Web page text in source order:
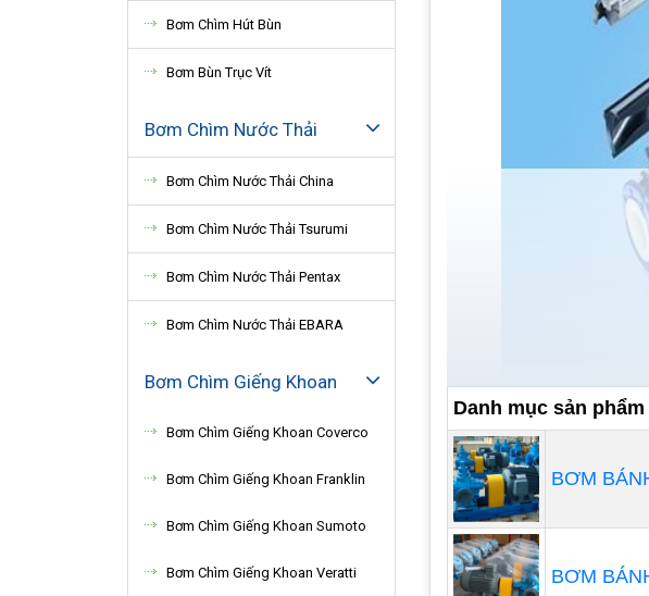
Bơm Chìm Hút Bùn
Bơm Bùn Trục Vít
Bơm Chìm Nước Thải
Bơm Chìm Nước Thải China
Bơm Chìm Nước Thải Tsurumi
Bơm Chìm Nước Thải Pentax
Bơm Chìm Nước Thải EBARA
Bơm Chìm Giếng Khoan
Bơm Chìm Giếng Khoan Coverco
Bơm Chìm Giếng Khoan Franklin
Bơm Chìm Giếng Khoan Sumoto
Bơm Chìm Giếng Khoan Veratti Vành đai:Vành đai
Danh mục sản phẩm
BƠM
BƠM